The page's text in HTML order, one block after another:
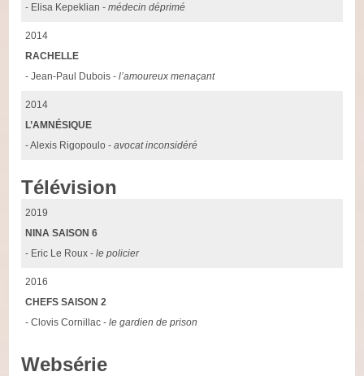
- Elisa Kepeklian -médecin déprimé
2014
RACHELLE
- Jean-Paul Dubois -l’amoureux menaçant
2014
L’AMNÉSIQUE
- Alexis Rigopoulo -avocat inconsidéré
Télévision
2019
NINA SAISON 6
- Eric Le Roux -le policier
2016
CHEFS SAISON 2
- Clovis Cornillac -le gardien de prison
Websérie